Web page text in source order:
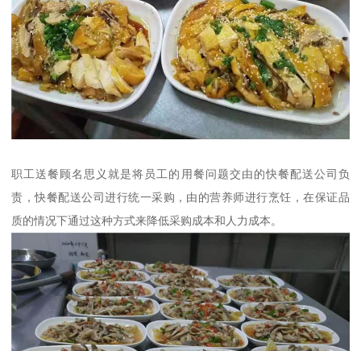
职工送餐顾名思义就是将员工的用餐问题交由的快餐配送公司负
责，快餐配送公司进行统一采购，由的营养师进行烹饪，在保证品
质的情况下通过这种方式来降低采购成本和人力成本。